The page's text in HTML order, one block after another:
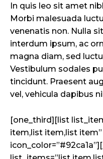
In quis leo sit amet
Morbi malesuada
venenatis non. Nulla
interdum ipsum, ac
magna diam, sed
Vestibulum sodales
tincidunt. Praesent
vel, vehicula dapibus
[one_third][list
item,list item,list item”